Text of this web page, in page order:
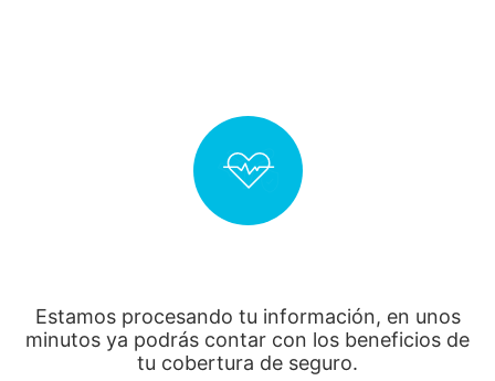
Estamos procesando tu información, en unos
minutos ya podrás contar con los beneficios de
tu cobertura de seguro.